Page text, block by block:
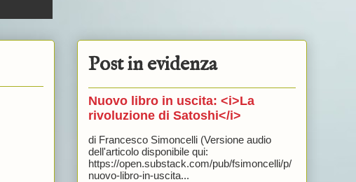
Post in evidenza
Nuovo libro in uscita: <i>La
rivoluzione di Satoshi</i>
di Francesco Simoncelli (Versione audio
dell'articolo disponibile qui:
https://open.substack.com/pub/fsimoncelli/p/
nuovo-libro-in-uscita...